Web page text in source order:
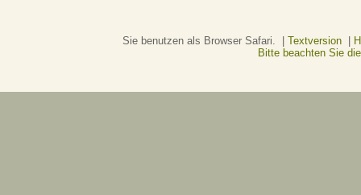
Sie benutzen als Browser Safari. | Textversion|
Bitte beachten Sie